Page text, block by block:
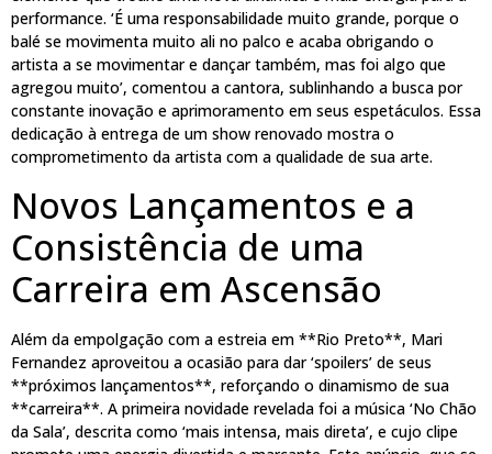
performance. ‘É uma responsabilidade muito grande, porque o
balé se movimenta muito ali no palco e acaba obrigando o
artista a se movimentar e dançar também, mas foi algo que
agregou muito’, comentou a cantora, sublinhando a busca por
constante inovação e aprimoramento em seus espetáculos. Essa
dedicação à entrega de um show renovado mostra o
comprometimento da artista com a qualidade de sua arte.
Novos Lançamentos e a
Consistência de uma
Carreira em Ascensão
Além da empolgação com a estreia em **Rio Preto**, Mari
Fernandez aproveitou a ocasião para dar ‘spoilers’ de seus
**próximos lançamentos**, reforçando o dinamismo de sua
**carreira**. A primeira novidade revelada foi a música ‘No Chão
da Sala’, descrita como ‘mais intensa, mais direta’, e cujo clipe